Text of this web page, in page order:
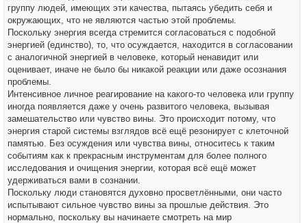
группу людей, имеющих эти качества, пытаясь убедить себя и
окружающих, что не являются частью этой проблемы.
Поскольку энергия всегда стремится согласоваться с подобной
энергией (единство), то, что осуждается, находится в согласовании
с аналогичной энергией в человеке, который ненавидит или
оценивает, иначе не было бы никакой реакции или даже осознания
проблемы.
Интенсивное личное реагирование на какого-то человека или группу
иногда появляется даже у очень развитого человека, вызывая
замешательство или чувство вины. Это происходит потому, что
энергия старой системы взглядов всё ещё резонирует с клеточной
памятью. Без осуждения или чувства вины, относитесь к таким
событиям как к прекрасным инструментам для более полного
исследования и очищения энергии, которая всё ещё может
удерживаться вами в сознании.
Поскольку люди становятся духовно просветлёнными, они часто
испытывают сильное чувство вины за прошлые действия. Это
нормально, поскольку вы начинаете смотреть на мир